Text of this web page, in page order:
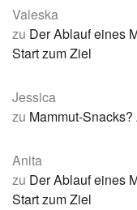
Valeska
zu Der Ablauf eines
Start zum Ziel
Jessica
zu Mammut-
Anita
zu Der Ablauf eines
Start zum Ziel